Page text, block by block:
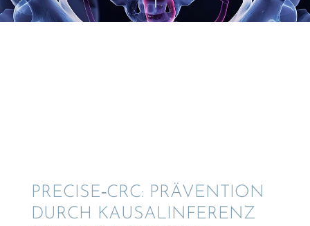
PRECISE‑CRC: PRÄVEN­TION
DURCH KAUSAL­IN­FE­RENZ